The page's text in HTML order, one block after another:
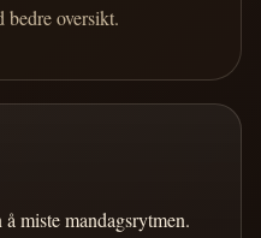
bedre oversikt.
miste mandagsrytmen.